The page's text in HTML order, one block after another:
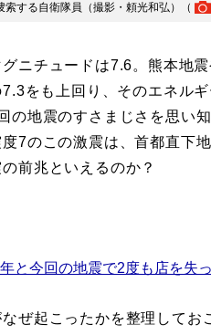
する自衛隊員（撮影・頼光和弘）（
ニチュードは7.6。熊本地震
をも上回り、そのエネルギ
の地震のすさまじさを思い知
7のこの激震は、首都直下地
前兆といえるのか？
と今回の地震で2度も店を失
ぜ起こったかを整理してお